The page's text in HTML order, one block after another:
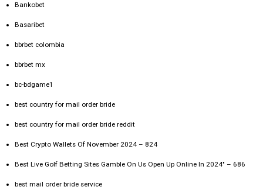
Bankobet
Basaribet
bbrbet colombia
bbrbet mx
bc-bdgame1
best country for mail order bride
best country for mail order bride reddit
Best Crypto Wallets Of November 2024 – 824
Best Live Golf Betting Sites Gamble On Us Open Up Online In 2024" – 686
best mail order bride service